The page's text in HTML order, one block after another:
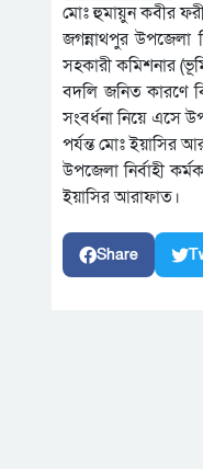
মোঃ হুমায়ুন কবীর
জগন্নাথপুর উপজেলা
সহকারী কমিশনার
বদলি জনিত কারণে
সংবর্ধনা নিয়ে এসে
পর্যন্ত মোঃ ইয়াসির
উপজেলা নির্বাহী
ইয়াসির আরাফাত।
Share